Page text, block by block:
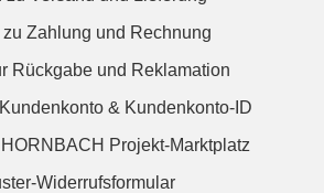
zu Zahlung und Rechnung
Rückgabe und Reklamation
& Kundenkonto-ID
Projekt-Marktplatz
Widerrufsformular